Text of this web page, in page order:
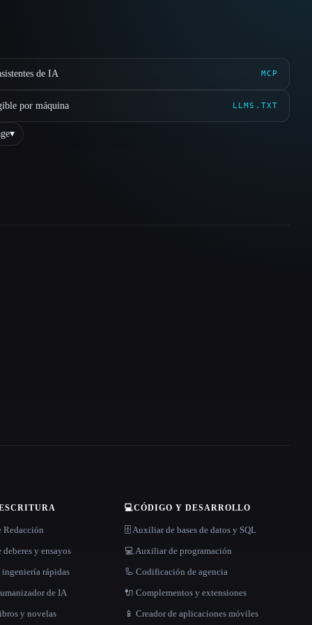
de IA MCP
por máquina LLMS.TXT
▾
y ensayos
rápidas
de IA
y novelas
💻CÓDIGO Y DESARROLLO
🗄️ Auxiliar de bases de datos y SQL
💻 Auxiliar de programación
🦾 Codificación de agencia
🔌 Complementos y extensiones
📱 Creador de aplicaciones móviles